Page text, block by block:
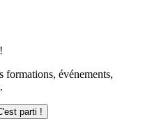
formations, événements,
parti !